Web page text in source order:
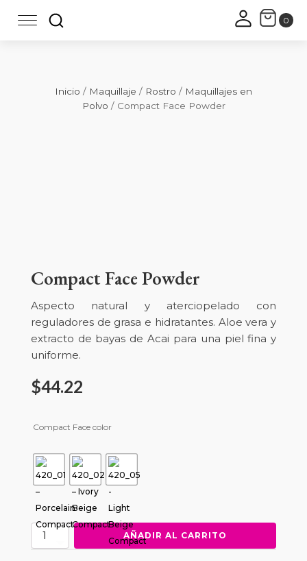
Inicio / Maquillaje / Rostro / Maquillajes en
Polvo / Compact Face Powder
Compact Face Powder
Aspecto natural y aterciopelado con
reguladores de grasa e hidratantes. Aloe vera y
extracto de bayas de Acai para una piel fina y
uniforme.
$44.22
Compact Face color
Compact
Face
AÑADIR AL CARRITO